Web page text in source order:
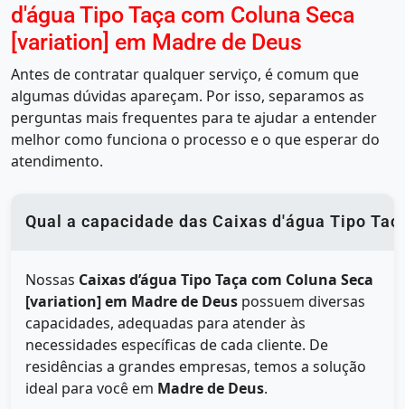
d'água Tipo Taça com Coluna Seca
[variation] em Madre de Deus
Antes de contratar qualquer serviço, é comum que
algumas dúvidas apareçam. Por isso, separamos as
perguntas mais frequentes para te ajudar a entender
melhor como funciona o processo e o que esperar do
atendimento.
Qual a capacidade das Caixas d'água Tipo
Nossas Caixas d’água Tipo Taça com Coluna Seca
[variation] em Madre de Deus possuem diversas
capacidades, adequadas para atender às
necessidades específicas de cada cliente. De
residências a grandes empresas, temos a solução
ideal para você em Madre de Deus.